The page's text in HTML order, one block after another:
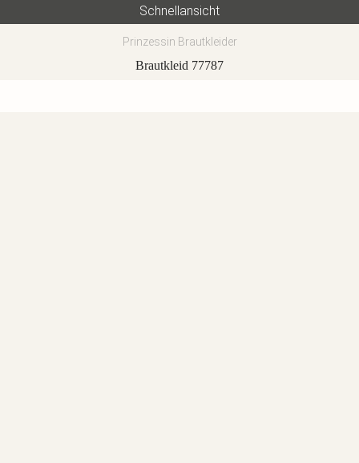
Schnellansicht
Prinzessin Brautkleider
Brautkleid 77787